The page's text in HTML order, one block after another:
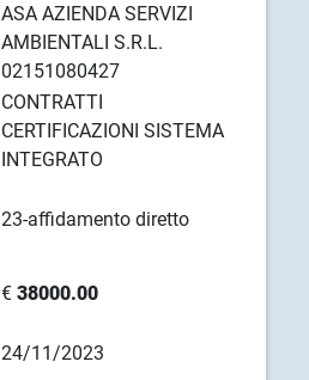
ASA AZIENDA SERVIZI
AMBIENTALI S.R.L.
02151080427
CONTRATTI
CERTIFICAZIONI SISTEMA
INTEGRATO
23-affidamento diretto
€ 38000.00
24/11/2023